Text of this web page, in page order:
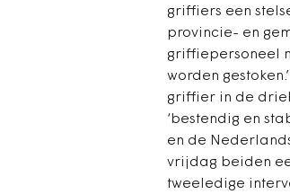
griffiers een
provincie- en
griffiepersoneel
worden
griffier in de
‘bestendig en
en de
vrijdag beiden
tweeledige